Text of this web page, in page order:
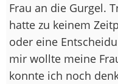
Frau an die Gurgel.
hatte zu keinem
oder eine
mir wollte meine
konnte ich noch